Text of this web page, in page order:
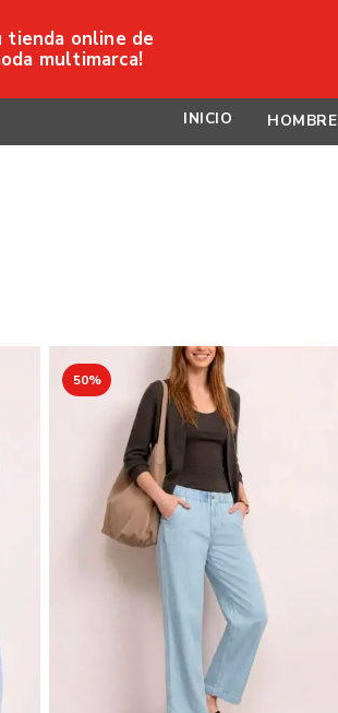
INICIO HOMBRE
tienda online de
multimarca!
50%